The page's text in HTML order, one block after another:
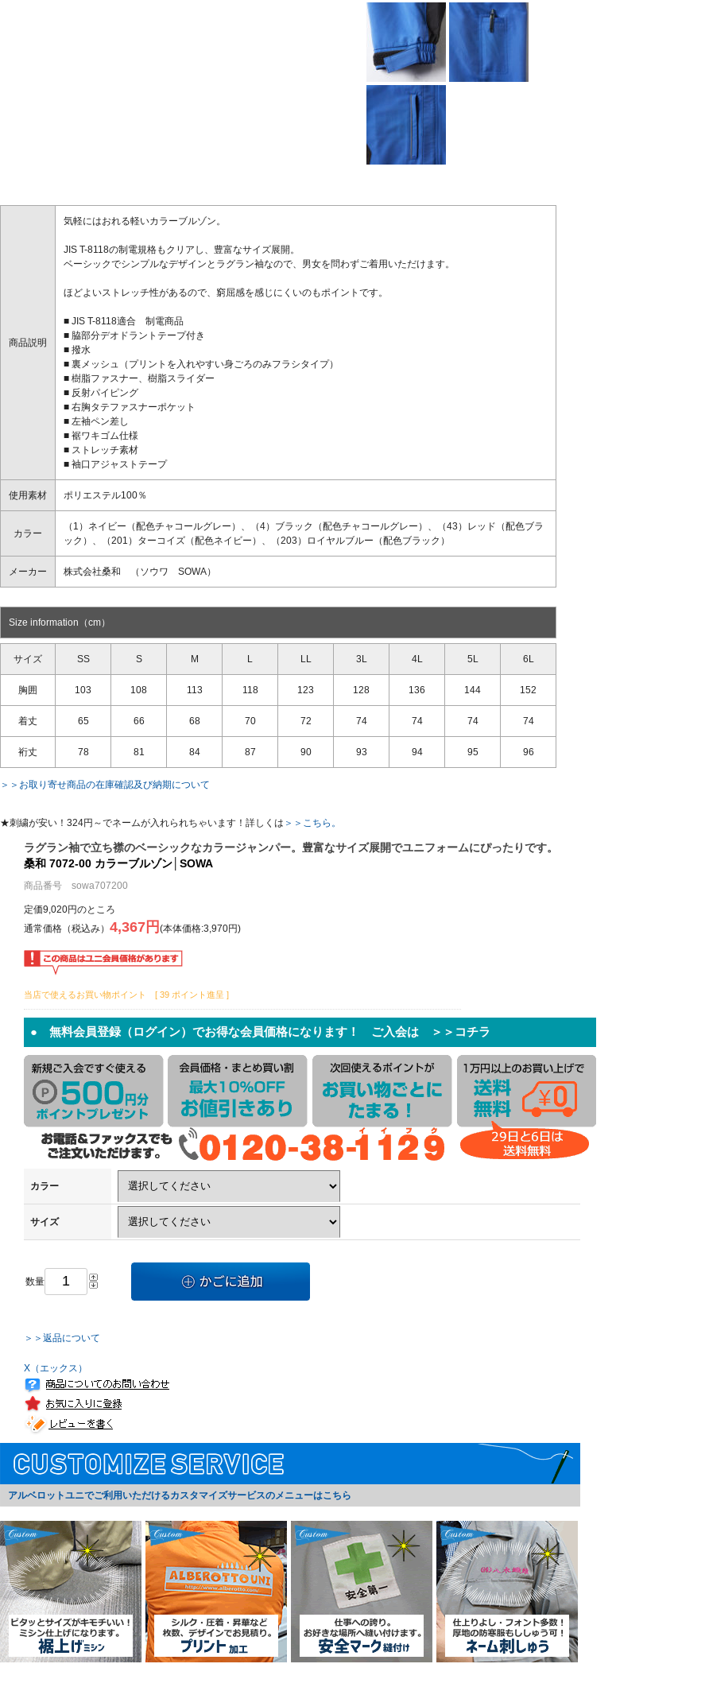
商品説明
気軽にはおれる軽いカラーブルゾン。
JIS T-8118の制電規格もクリアし、豊富なサイズ展開。
ベーシックでシンプルなデザインとラグラン袖なので、男女を問わずご着用いただけます。
ほどよいストレッチ性があるので、窮屈感を感じにくいのもポイントです。
■ JIS T-8118適合 制電商品
■ 脇部分デオドラントテープ付き
■ 撥水
■ 裏メッシュ（プリントを入れやすい身ごろのみフラシタイプ）
■ 樹脂ファスナー、樹脂スライダー
■ 反射パイピング
■ 右胸タテファスナーポケット
■ 左袖ペン差し
■ 裾ワキゴム仕様
■ ストレッチ素材
■ 袖口アジャストテープ
使用素材 ポリエステル100％
カラー
（1）ネイビー（配色チャコールグレー）、（4）ブラック（配色チャコールグレー）、（43）レッド（配色ブラ
ック）、（201）ターコイズ（配色ネイビー）、（203）ロイヤルブルー（配色ブラック）
メーカー 株式会社桑和 （ソウワ SOWA）
Size information（cm）
サイズ SS S M L LL 3L 4L 5L 6L
胸囲 103 108 113 118 123 128 136 144 152
着丈 65 66 68 70 72 74 74 74 74
裄丈 78 81 84 87 90 93 94 95 96
＞＞お取り寄せ商品の在庫確認及び納期について
★刺繍が安い！324円～でネームが入れられちゃいます！詳しくは ＞＞こちら。
ラグラン袖で立ち襟のベーシックなカラージャンパー。豊富なサイズ展開でユニフォームにぴったりです。
桑和 7072-00 カラーブルゾン│SOWA
商品番号 sowa707200
定価9,020円のところ
通常価格（税込み） 4,367円 (本体価格:3,970円)
当店で使えるお買い物ポイント [ 39 ポイント進呈 ]
● 無料会員登録（ログイン）でお得な会員価格になります！ ご入会は ＞＞コチラ
カラー
サイズ
数量
＞＞返品について
X（エックス）
アルベロットユニでご利用いただけるカスタマイズサービスのメニューはこちら